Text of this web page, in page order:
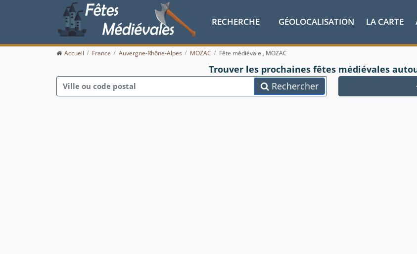
RECHERCHE GÉOLOCALISATION LA CARTE
Accueil France Auvergne-Rhône-Alpes MOZAC Fête médiévale , MOZAC
Trouver les prochaines fêtes médiévales
Rechercher